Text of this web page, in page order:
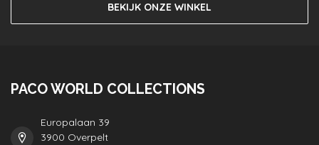
BEKIJK ONZE WINKEL
PACO WORLD COLLECTIONS
Europalaan 39
3900 Overpelt